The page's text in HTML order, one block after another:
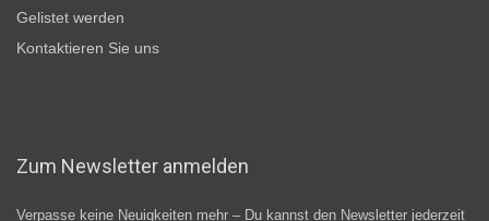
Gelistet werden
Kontaktieren Sie uns
Zum Newsletter anmelden
Verpasse keine Neuigkeiten mehr – Du kannst den Newsletter jederzeit